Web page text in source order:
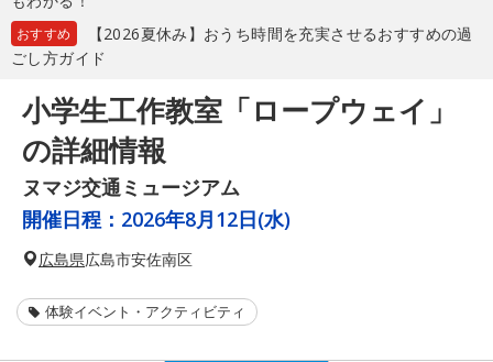
おすすめ
【2026夏休み】おうち時間を充実させるおすすめの過
ごし方ガイド
小学生工作教室「ロープウェイ」
の詳細情報
ヌマジ交通ミュージアム
開催日程： 2026年8月12日(水)
広島県広島市安佐南区
体験イベント・アクティビティ